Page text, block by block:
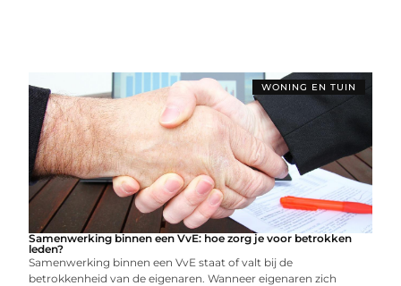
WONING EN TUIN
Samenwerking binnen een VvE: hoe zorg je voor betrokken
leden?
Samenwerking binnen een VvE staat of valt bij de
betrokkenheid van de eigenaren. Wanneer eigenaren zich